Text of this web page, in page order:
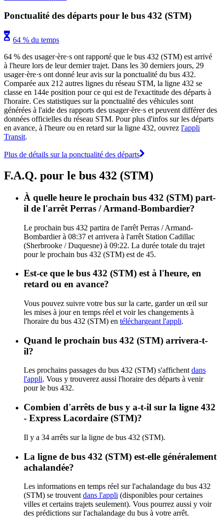
Ponctualité des départs pour le bus 432 (STM)
64 % du temps
64 % des usager·ère·s ont rapporté que le bus 432 (STM) est arrivé
à l'heure lors de leur dernier trajet. Dans les 30 derniers jours, 29
usager·ère·s ont donné leur avis sur la ponctualité du bus 432.
Comparée aux 212 autres lignes du réseau STM, la ligne 432 se
classe en 144e position pour ce qui est de l'exactitude des départs à
l'horaire. Ces statistiques sur la ponctualité des véhicules sont
générées à l'aide des rapports des usager·ère·s et peuvent différer des
données officielles du réseau STM. Pour plus d'infos sur les départs
en avance, à l'heure ou en retard sur la ligne 432, ouvrez l'appli
Transit.
Plus de détails sur la ponctualité des départs
F.A.Q. pour le bus 432 (STM)
À quelle heure le prochain bus 432 (STM) part-
il de l'arrêt Perras / Armand-Bombardier?
Le prochain bus 432 partira de l'arrêt Perras / Armand-
Bombardier à 08:37 et arrivera à l'arrêt Station Cadillac
(Sherbrooke / Duquesne) à 09:22. La durée totale du trajet
pour le prochain bus 432 (STM) est de 45.
Est-ce que le bus 432 (STM) est à l'heure, en
retard ou en avance?
Vous pouvez suivre votre bus sur la carte, garder un œil sur
les mises à jour en temps réel et voir les changements à
l'horaire du bus 432 (STM) en téléchargeant l'appli.
Quand le prochain bus 432 (STM) arrivera-t-
il?
Les prochains passages du bus 432 (STM) s'affichent dans
l'appli. Vous y trouverez aussi l'horaire des départs à venir
pour le bus 432.
Combien d'arrêts de bus y a-t-il sur la ligne 432
- Express Lacordaire (STM)?
Il y a 34 arrêts sur la ligne de bus 432 (STM).
La ligne de bus 432 (STM) est-elle généralement
achalandée?
Les informations en temps réel sur l'achalandage du bus 432
(STM) se trouvent dans l'appli (disponibles pour certaines
villes et certains trajets seulement). Vous pourrez aussi y voir
des prédictions sur l'achalandage du bus à votre arrêt.